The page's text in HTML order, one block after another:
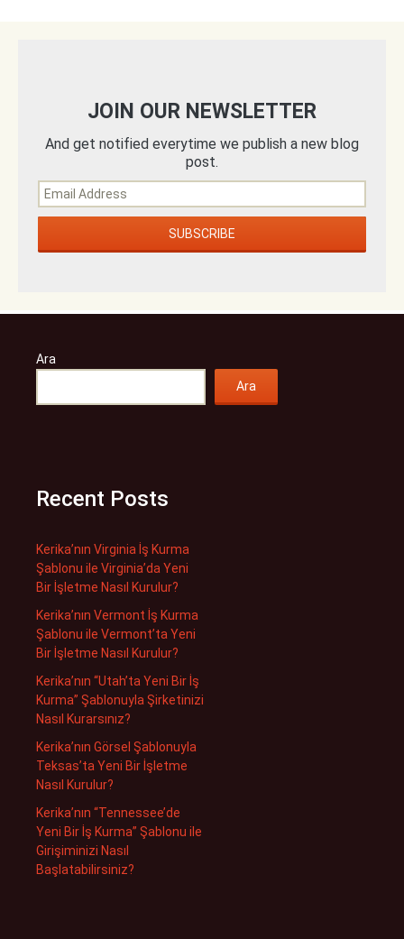
JOIN OUR NEWSLETTER
And get notified everytime we publish a new blog
post.
Ara
Ara
Recent Posts
Kerika’nın Virginia İş Kurma
Şablonu ile Virginia’da Yeni
Bir İşletme Nasıl Kurulur?
Kerika’nın Vermont İş Kurma
Şablonu ile Vermont’ta Yeni
Bir İşletme Nasıl Kurulur?
Kerika’nın “Utah’ta Yeni Bir İş
Kurma” Şablonuyla Şirketinizi
Nasıl Kurarsınız?
Kerika’nın Görsel Şablonuyla
Teksas’ta Yeni Bir İşletme
Nasıl Kurulur?
Kerika’nın “Tennessee’de
Yeni Bir İş Kurma” Şablonu ile
Girişiminizi Nasıl
Başlatabilirsiniz?